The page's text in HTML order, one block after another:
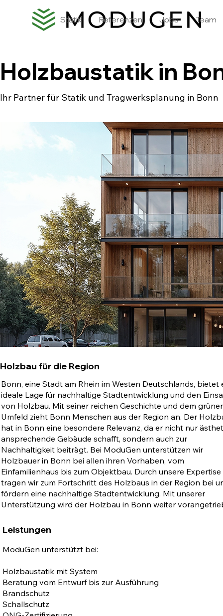
Statik Referenzen Jobs Team
Holzbaustatik in
Ihr Partner für Statik und Tragwerksplanung in Bonn
Holzbau für die Region
Bonn, eine Stadt am Rhein im Westen Deutschlands, bietet
ideale Lage für nachhaltige Stadtentwicklung und den
von Holzbau. Mit seiner reichen Geschichte und dem
Umfeld zieht Bonn Menschen aus der Region an. Der
hat in Bonn eine besondere Relevanz, da er nicht nur
ansprechende Gebäude schafft, sondern auch zur
Nachhaltigkeit beiträgt. Bei ModuGen unterstützen wir
Holzbauer in Bonn bei allen ihren Vorhaben, vom
Einfamilienhaus bis zum Objektbau. Durch unsere Expertise
tragen wir zum Fortschritt des Holzbaus in der Region bei
fördern eine nachhaltige Stadtentwicklung. Mit unserer
Unterstützung wird der Holzbau in Bonn weiter
Leistungen
ModuGen unterstützt bei:
Holzbaustatik mit System
Beratung vom Entwurf bis zur Ausführung
Brandschutz
Schallschutz